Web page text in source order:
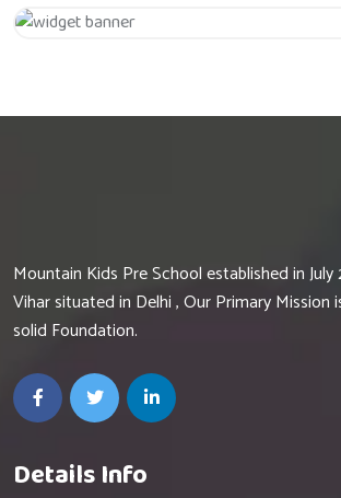
Mountain Kids Pre School established in
Vihar situated in Delhi , Our Primary Mission
solid Foundation.
Details Info